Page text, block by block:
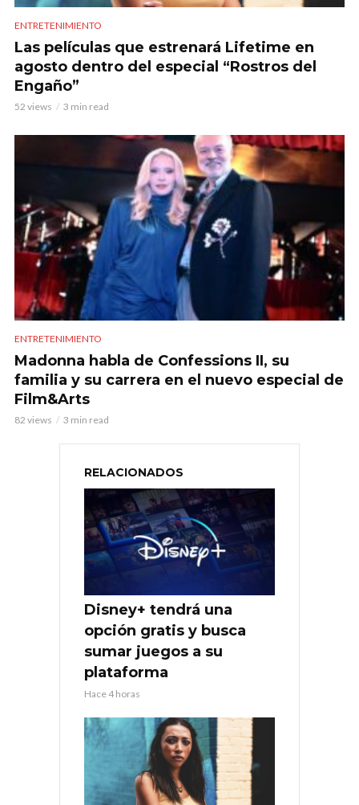
ENTRETENIMIENTO
Las películas que estrenará Lifetime en
agosto dentro del especial “Rostros del
Engaño”
52 views 3 min read
ENTRETENIMIENTO
Madonna habla de Confessions II, su
familia y su carrera en el nuevo especial de
Film&Arts
82 views 3 min read
RELACIONADOS
Disney+ tendrá una
opción gratis y busca
sumar juegos a su
plataforma
Hace 4 horas